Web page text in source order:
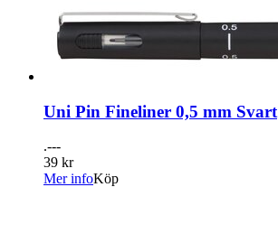
Uni Pin Fineliner 0,5 mm Svart
.---
39 kr
Mer infoKöp